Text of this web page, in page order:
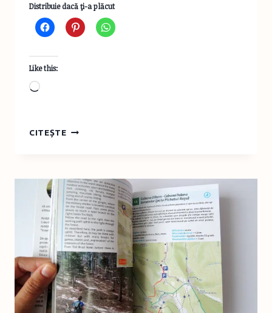
Distribuie dacă ţi-a plăcut
Like this:
Loading…
CITEȘTEPETRECERE
ELENA
DIN
AVALOR